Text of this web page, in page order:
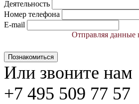
Деятельность
Номер телефона
E-mail
Отправляя данные
Познакомиться
Или звоните нам
+7 495 509 77 57